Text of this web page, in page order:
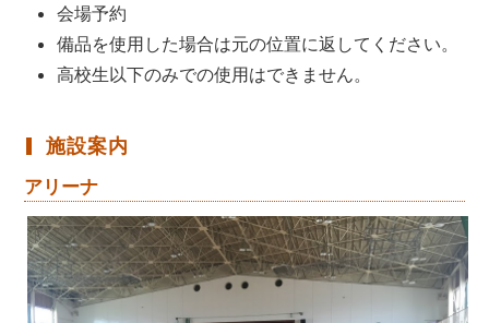
会場予約
備品を使用した場合は元の位置に返してください。
高校生以下のみでの使用はできません。
施設案内
アリーナ